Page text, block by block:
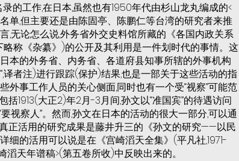
的工作,在日本,虽然也有1950年代由杉山龙丸编成的<
单,但主要还是由陈固亭、陈鹏仁等台湾的研究者来推
,无论怎么说,外务省外交史料馆所藏的《各国内政关系
称《杂纂》)的公开及其利用是一件划时代的事情。这
本的外务省、内务省、各道府县知事所辖的外事机构
译者注)进行跟踪(保护)结果,也是一部关于这些活动的指
事工作人员的关心侧面,同时也有一个受“视察”可能范
1913(大正2)年2月-3月间,孙文以“准国宾”的待遇访问
视察人”。然而,孙文在日本的活动的很大一部分,可以通
正活用的研究成果是藤井升三的《孙文的研究——以民
细的活用可以说是在《宫崎滔天全集》(平凡社,1971-
天年谱稿>(第五卷所收)中反映出来的。